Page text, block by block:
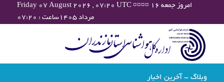
Friday 07 August 2026 , 07:20 UTC ¤¤¤¤ امروز جمعه ۱۶
مرداد ۱۴۰۵ساعت : ۰۷:۲۰
وبلاگ - آخرین اخبار